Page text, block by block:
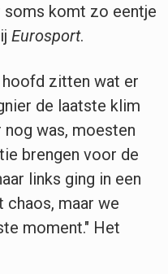
soms komt zo eentje
Eurosport.
hoofd zitten wat er
de laatste klim
nog was, moesten
brengen voor de
links ging in een
chaos, maar we
moment." Het